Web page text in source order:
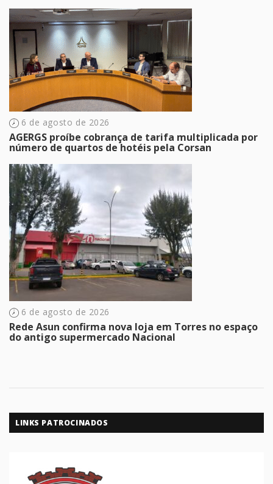
6 de agosto de 2026
AGERGS proíbe cobrança de tarifa multiplicada por
número de quartos de hotéis pela Corsan
6 de agosto de 2026
Rede Asun confirma nova loja em Torres no espaço
do antigo supermercado Nacional
LINKS PATROCINADOS